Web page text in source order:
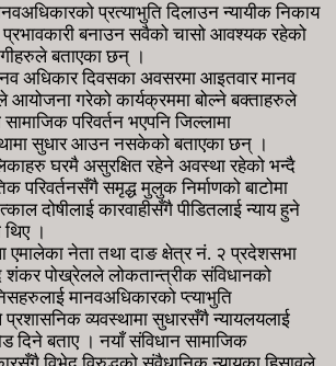
प्रत्याभुति दिलाउन न्यायीक निकाय
प्रभावकारी बनाउन सवैको चासो आवश्यक रहेको
बताएका छन् ।
अधिकार दिवसका अवसरमा आइतवार मानव
गरेको कार्यक्रममा बोल्ने बक्ताहरुले
परिवर्तन भएपनि जिल्लामा
सुधार आउन नसकेको बताएका छन् ।
घरमै असुरक्षित रहेने अवस्था रहेको भन्दै
परिवर्तनसँगै समृद्ध मुलुक निर्माणको बाटोमा
दोषीलाई कारवाहीसँगै पीडितलाई न्याय हुने
थिए ।
एमालेका नेता तथा दाङ क्षेत्र नं. २ प्रदेशसभा
शंकर पोख्रेलले लोकतान्त्रीक संविधानको
मानवअधिकारको प्त्याभुति
व्यवस्थामा सुधारसँगै न्यायलयलाई
दिने बताए । नयाँ संविधान सामाजिक